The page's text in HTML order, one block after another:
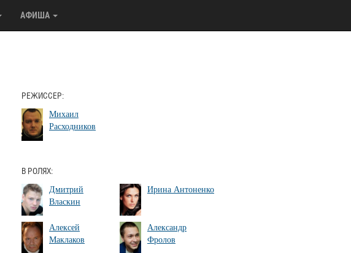
АФИША
РЕЖИССЕР:
Михаил
Расходников
В РОЛЯХ:
Дмитрий
Власкин
Ирина Антоненко
Алексей
Маклаков
Александр
Фролов